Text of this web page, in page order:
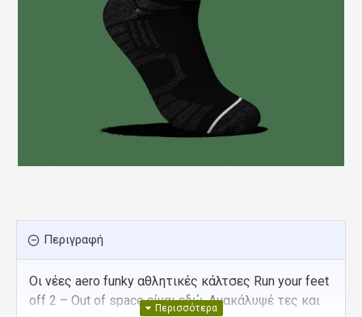
Περιγραφή
Οι νέες aero funky αθλητικές κάλτσες Run your feet
off 2 – Out of space είναι εδώ. Ανακάλυψέ τες και